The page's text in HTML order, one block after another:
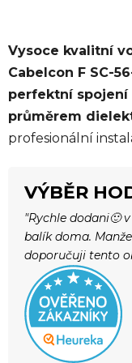
Vysoce kvalitní
Cabelcon F SC-
perfektní spojení
průměrem
profesionální
VÝBĚR
"Rychle dodani🙂
balík doma.
doporučuji tento